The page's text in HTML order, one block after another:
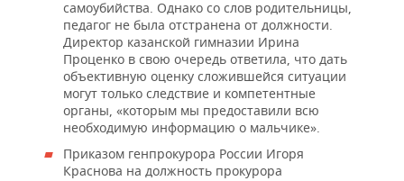
самоубийства. Однако со слов родительницы,
педагог не была отстранена от должности.
Директор казанской гимназии Ирина
Проценко в свою очередь ответила, что дать
объективную оценку сложившейся ситуации
могут только следствие и компетентные
органы, «которым мы предоставили всю
необходимую информацию о мальчике».
Приказом генпрокурора России Игоря
Краснова на должность прокурора